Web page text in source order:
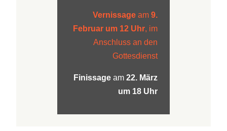
Vernissage am9.
Februar um 12 Uhr, im
Anschluss an den
Gottesdienst
Finissage am22. März
um 18 Uhr